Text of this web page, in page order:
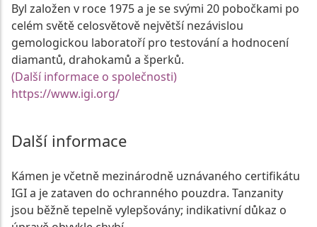
Byl založen v roce 1975 a je se svými 20 pobočkami po
celém světě celosvětově největší nezávislou
gemologickou laboratoří pro testování a hodnocení
diamantů, drahokamů a šperků.
(Další informace o společnosti)
https://www.igi.org/
Další informace
Kámen je včetně mezinárodně uznávaného certifikátu
IGI a je zataven do ochranného pouzdra. Tanzanity
jsou běžně tepelně vylepšovány; indikativní důkaz o